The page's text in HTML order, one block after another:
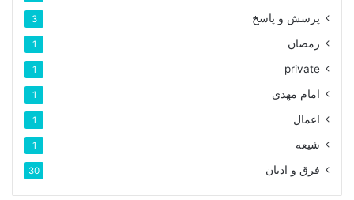
پرسش و پاسخ 3
رمضان 1
private
1
امام مهدی 1
اعمال 1
شیعه 1
فرق و ادیان 30